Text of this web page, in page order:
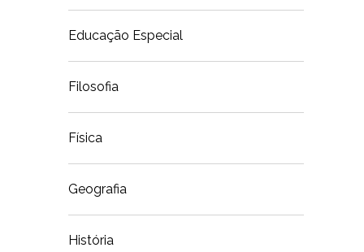
Educação Especial
Filosofia
Física
Geografia
História